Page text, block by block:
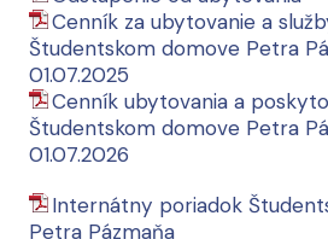
Cenník za ubytovanie a
Študentskom domove Petra
01.07.2025
Cenník ubytovania a
Študentskom domove Petra
01.07.2026
Internátny poriadok
Petra Pázmaňa